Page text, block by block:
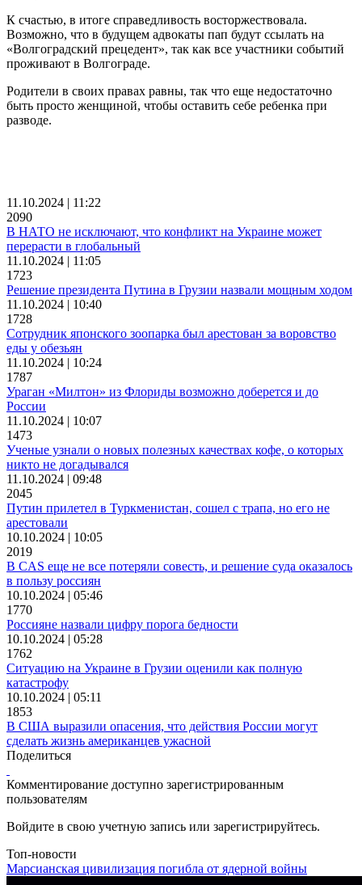
К счастью, в итоге справедливость восторжествовала.
Возможно, что в будущем адвокаты пап будут ссылать на
«Волгоградский прецедент», так как все участники событий
проживают в Волгограде.
Родители в своих правах равны, так что еще недостаточно
быть просто женщиной, чтобы оставить себе ребенка при
разводе.
11.10.2024 | 11:22
2090
В НАТО не исключают, что конфликт на Украине может
перерасти в глобальный
11.10.2024 | 11:05
1723
Решение президента Путина в Грузии назвали мощным ходом
11.10.2024 | 10:40
1728
Сотрудник японского зоопарка был арестован за воровство
еды у обезьян
11.10.2024 | 10:24
1787
Ураган «Милтон» из Флориды возможно доберется и до
России
11.10.2024 | 10:07
1473
Ученые узнали о новых полезных качествах кофе, о которых
никто не догадывался
11.10.2024 | 09:48
2045
Путин прилетел в Туркменистан, сошел с трапа, но его не
арестовали
10.10.2024 | 10:05
2019
В CAS еще не все потеряли совесть, и решение суда оказалось
в пользу россиян
10.10.2024 | 05:46
1770
Россияне назвали цифру порога бедности
10.10.2024 | 05:28
1762
Ситуацию на Украине в Грузии оценили как полную
катастрофу
10.10.2024 | 05:11
1853
В США выразили опасения, что действия России могут
сделать жизнь американцев ужасной
Поделиться
Комментирование доступно зарегистрированным
пользователям
Войдите в свою учетную запись или зарегистрируйтесь.
Топ-новости
Марсианская цивилизация погибла от ядерной войны